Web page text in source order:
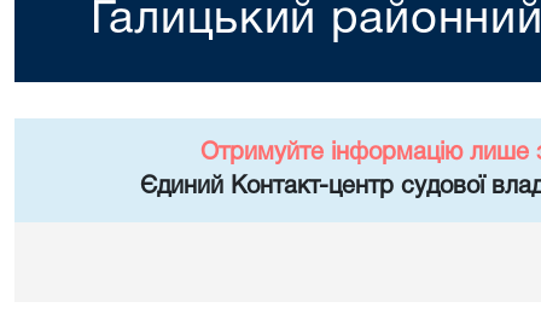
Галицький
Отримуйте інформацію лише
Єдиний Контакт-центр судової